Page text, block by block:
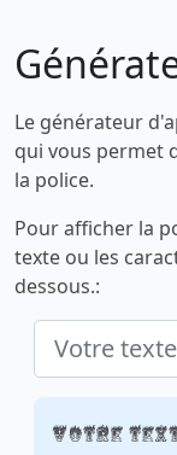
Le générateur
qui vous permet
la police.
Pour afficher la
texte ou les
dessous.:
Votre